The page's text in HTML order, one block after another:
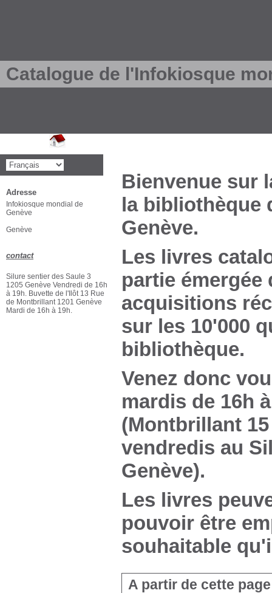
Catalogue de l'Infokiosque
Bienvenue sur
la bibliothèque
Genève.
Les livres
partie
acquisitions
sur les 10'000
bibliothèque.
Venez donc
mardis de 16h
(Montbrillant
vendredis au
Genève).
Les livres
pouvoir être
souhaitable
A partir de cette
Adresse
Infokiosque mondial de
Genève
Genève
contact
Silure sentier des Saule 3
1205 Genève Vendredi de 16h
à 19h. Buvette de l'Ilôt 13 Rue
de Montbrillant 1201 Genève
Mardi de 16h à 19h.